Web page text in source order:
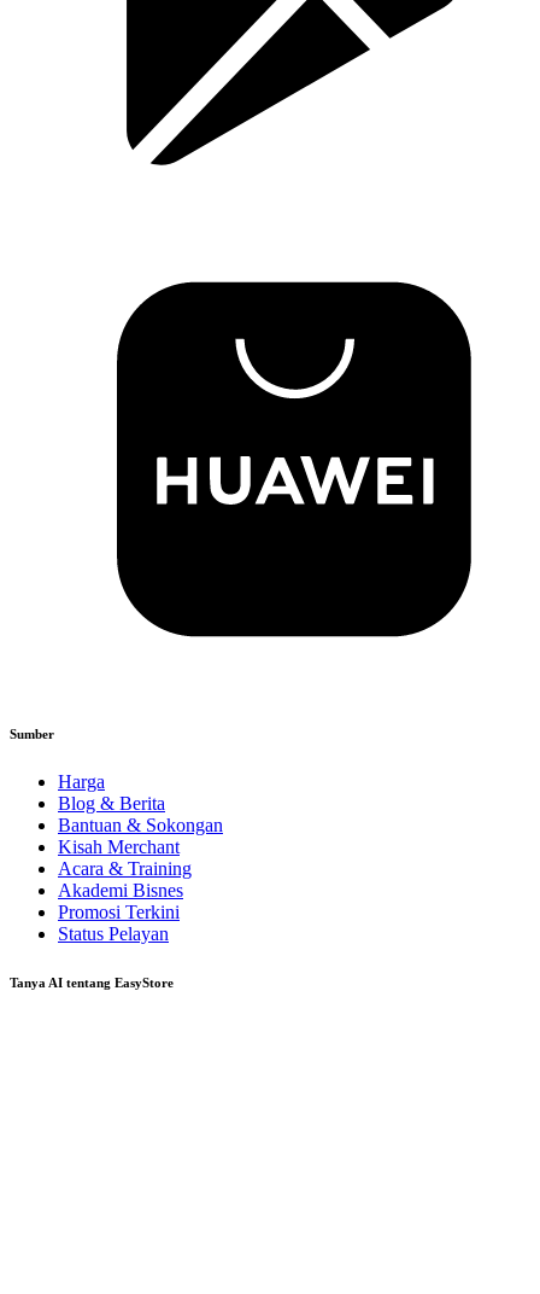
Sumber
Harga
Blog & Berita
Bantuan & Sokongan
Kisah Merchant
Acara & Training
Akademi Bisnes
Promosi Terkini
Status Pelayan
Tanya AI tentang EasyStore